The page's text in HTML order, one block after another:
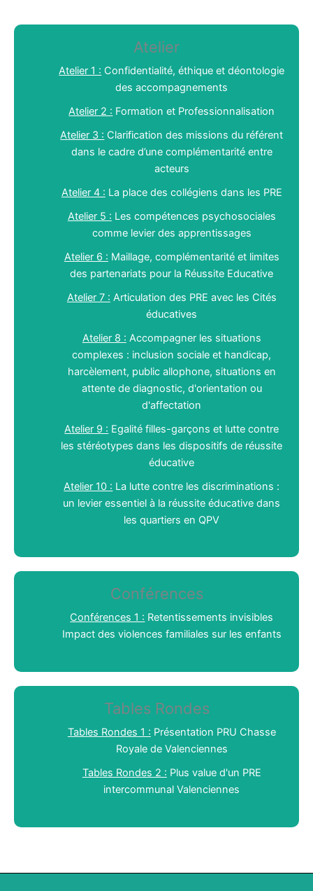
Atelier
Atelier 1 : Confidentialité, éthique et déontologie
des accompagnements
Atelier 2 : Formation et Professionnalisation
Atelier 3 : Clarification des missions du référent
dans le cadre d’une complémentarité entre
acteurs
Atelier 4 : La place des collégiens dans les PRE
Atelier 5 : Les compétences psychosociales
comme levier des apprentissages
Atelier 6 : Maillage, complémentarité et limites
des partenariats pour la Réussite Educative
Atelier 7 : Articulation des PRE avec les Cités
éducatives
Atelier 8 : Accompagner les situations
complexes : inclusion sociale et handicap,
harcèlement, public allophone, situations en
attente de diagnostic, d'orientation ou
d'affectation
Atelier 9 : Egalité filles-garçons et lutte contre
les stéréotypes dans les dispositifs de réussite
éducative
Atelier 10 : La lutte contre les discriminations :
un levier essentiel à la réussite éducative dans
les quartiers en QPV
Conférences
Conférences 1 : Retentissements invisibles
Impact des violences familiales sur les enfants
Tables Rondes
Tables Rondes 1 : Présentation PRU Chasse
Royale de Valenciennes
Tables Rondes 2 : Plus value d'un PRE
intercommunal Valenciennes